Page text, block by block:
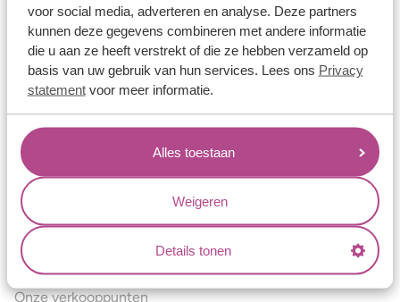
voor social media, adverteren en analyse. Deze partners
kunnen deze gegevens combineren met andere informatie
die u aan ze heeft verstrekt of die ze hebben verzameld op
basis van uw gebruik van hun services. Lees ons Privacy
statementvoor meer informatie.
Alles toestaan
Weigeren
Details tonen
Aller Spanninga
Historie
Certificaten
Blogs
Jouw voordelen
Conflictvrije Materialen
Oneindig veel mogelijkheden
Kwaliteit
Juweliers & Contact
Onze verkooppunten